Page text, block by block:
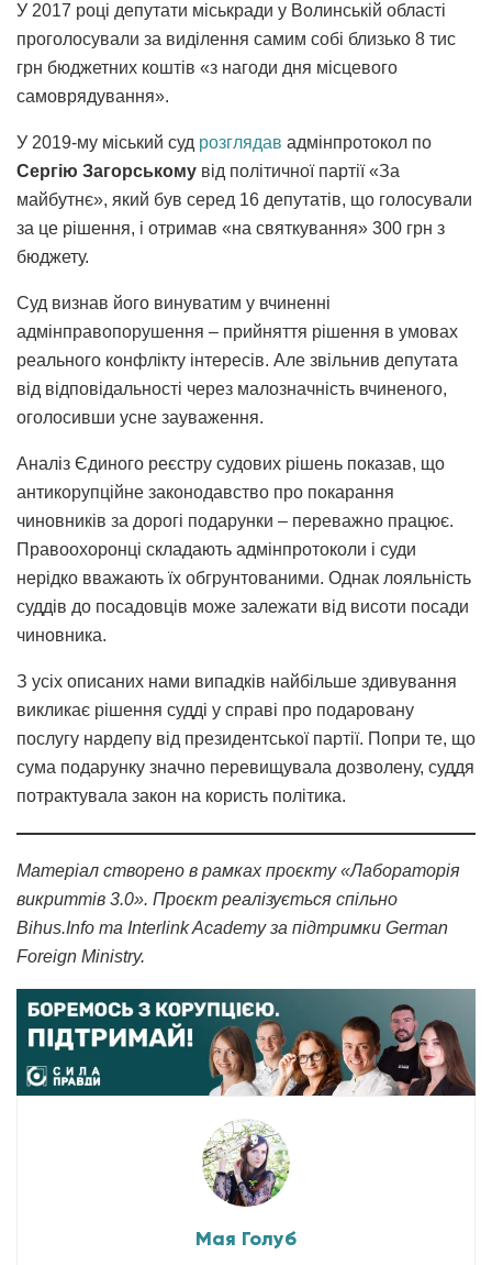
У 2017 році депутати міськради у Волинській області
проголосували за виділення самим собі близько 8 тис
грн бюджетних коштів «з нагоди дня місцевого
самоврядування».
У 2019-му міський суд розглядав адмінпротокол по
Сергію Загорському від політичної партії «За
майбутнє», який був серед 16 депутатів, що голосували
за це рішення, і отримав «на святкування» 300 грн з
бюджету.
Суд визнав його винуватим у вчиненні
адмінправопорушення – прийняття рішення в умовах
реального конфлікту інтересів. Але звільнив депутата
від відповідальності через малозначність вчиненого,
оголосивши усне зауваження.
Аналіз Єдиного реєстру судових рішень показав, що
антикорупційне законодавство про покарання
чиновників за дорогі подарунки – переважно працює.
Правоохоронці складають адмінпротоколи і суди
нерідко вважають їх обгрунтованими. Однак лояльність
суддів до посадовців може залежати від висоти посади
чиновника.
З усіх описаних нами випадків найбільше здивування
викликає рішення судді у справі про подаровану
послугу нардепу від президентської партії. Попри те, що
сума подарунку значно перевищувала дозволену, суддя
потрактувала закон на користь політика.
Матеріал створено в рамках проєкту «Лабораторія
викриттів 3.0». Проєкт реалізується спільно
Bihus.Info та Interlink Academy за підтримки German
Foreign Ministry.
Мая Голуб